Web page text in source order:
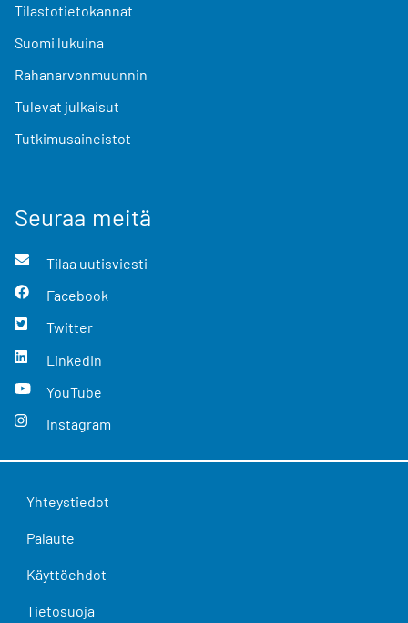
Tilastotietokannat
Suomi lukuina
Rahanarvonmuunnin
Tulevat julkaisut
Tutkimusaineistot
Seuraa meitä
Tilaa uutisviesti
Facebook
Twitter
LinkedIn
YouTube
Instagram
Yhteystiedot
Palaute
Käyttöehdot
Tietosuoja